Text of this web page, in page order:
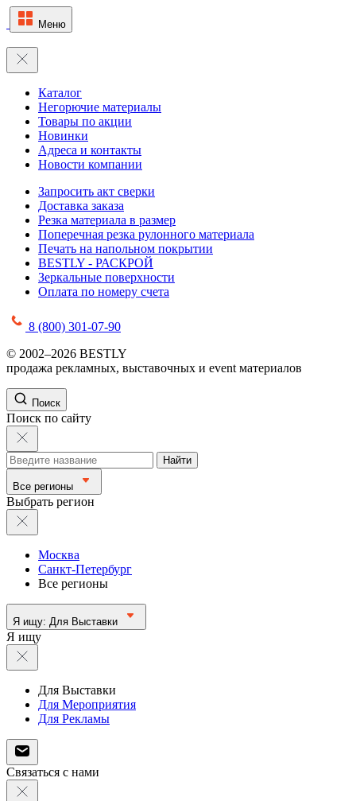
Меню
Каталог
Негорючие материалы
Товары по акции
Новинки
Адреса и контакты
Новости компании
Запросить акт сверки
Доставка заказа
Резка материала в размер
Поперечная резка рулонного материала
Печать на напольном покрытии
BESTLY - РАСКРОЙ
Зеркальные поверхности
Оплата по номеру счета
8 (800) 301-07-90
© 2002–2026 BESTLY
продажа рекламных, выставочных и event материалов
Поиск
Поиск по сайту
Найти
Все регионы
Выбрать регион
Москва
Санкт-Петербург
Все регионы
Я ищу: Для Выставки
Я ищу
Для Выставки
Для Мероприятия
Для Рекламы
Связаться с нами